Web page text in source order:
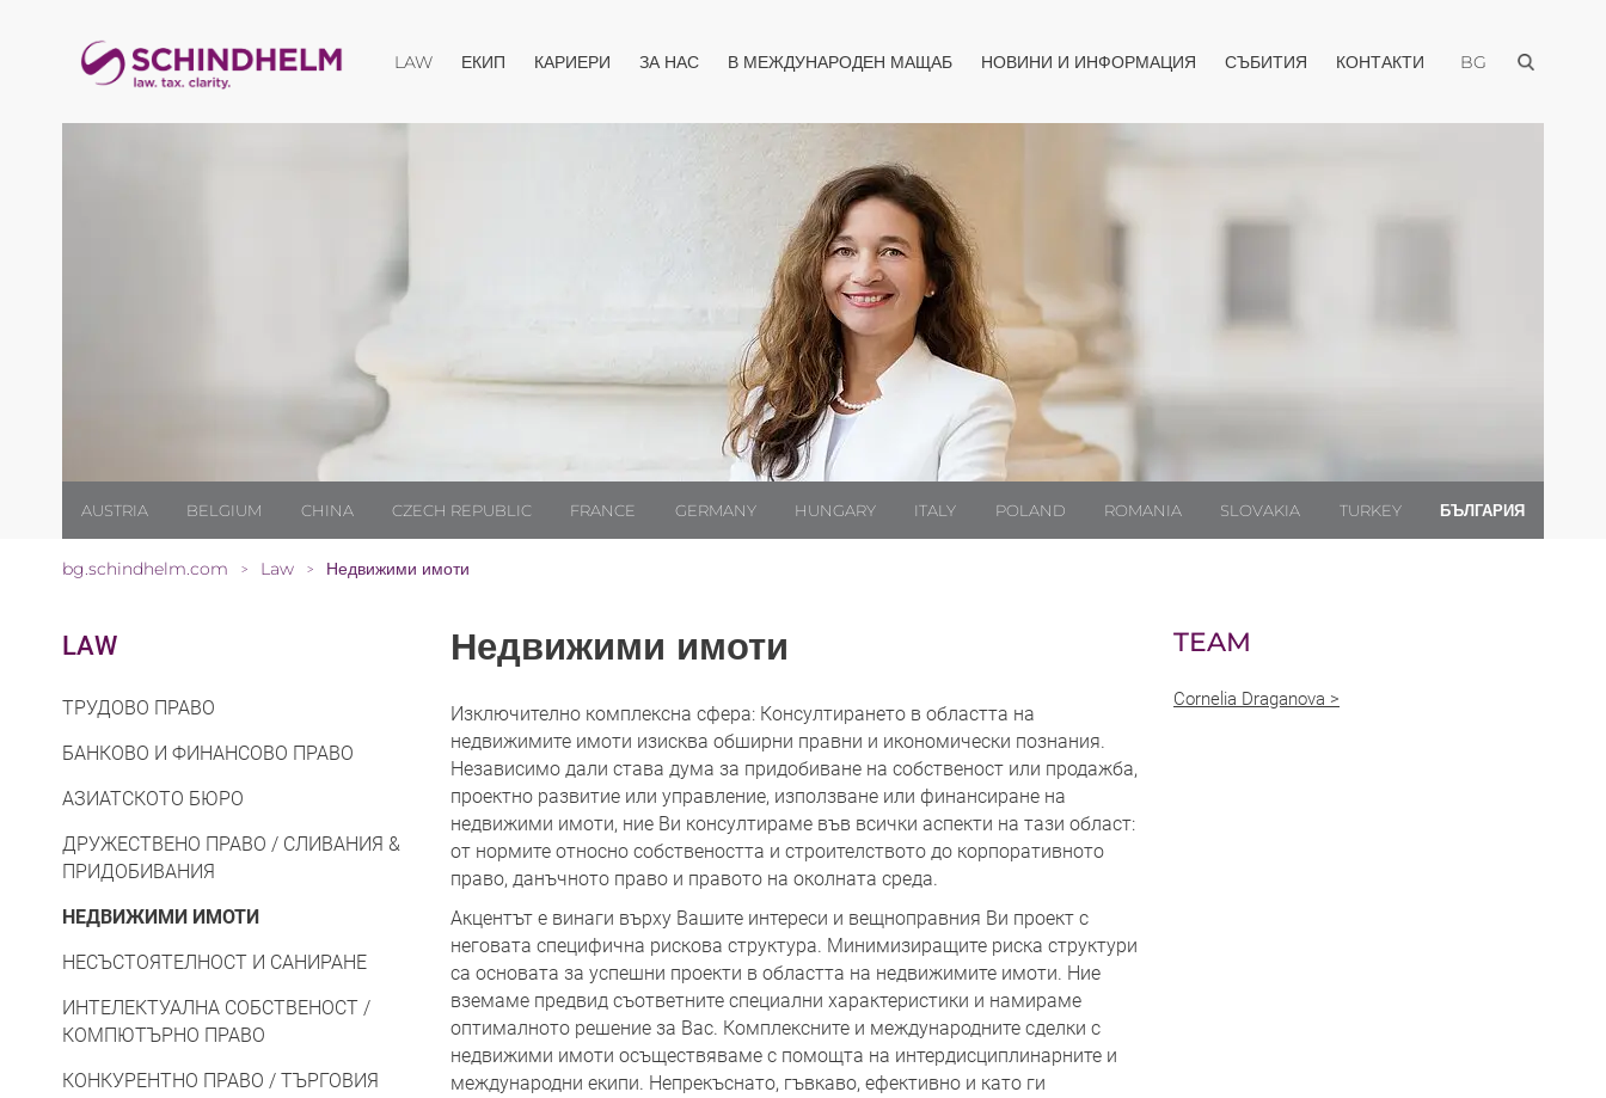
LAWОтвори менюто
ЕКИП КАРИЕРИ ЗА НАСОтвори менюто
В МЕЖДУНАРОДЕН МАЩАБОтвори менюто
НОВИНИ И ИНФОРМАЦИЯ Отвори менюто
СЪБИТИЯ Отвори менюто
КОНТАКТИ Отвори менюто
BG Отвори
AUSTRIA BELGIUM CHINA CZECH REPUBLIC FRANCE GERMANY HUNGARY ITALY POLAND ROMANIA SLOVAKIA TURKEY БЪЛГАРИЯ
bg.schindhelm.com > Law > Недвижими имоти
LAW
ТРУДОВО ПРАВО
БАНКОВО И ФИНАНСОВО ПРАВО
AЗИАТСКОТО БЮРО
ДРУЖЕСТВЕНО ПРАВО / СЛИВАНИЯ &
ПРИДОБИВАНИЯ
НЕДВИЖИМИ ИМОТИ
НЕСЪСТОЯТЕЛНОСТ И САНИРАНЕ
ИНТЕЛЕКТУАЛНА СОБСТВЕНОСТ /
КОМПЮТЪРНО ПРАВО
КОНКУРЕНТНО ПРАВО / ТЪРГОВИЯ
Недвижими имоти
Изключително комплексна сфера: Консултирането в областта на
недвижимите имоти изисква обширни правни и икономически познания.
Независимо дали става дума за придобиване на собственост или продажба,
проектно развитие или управление, използване или финансиране на
недвижими имоти, ние Ви консултираме във всички аспекти на тази област:
от нормите относно собствеността и строителството до корпоративното
право, данъчното право и правото на околната среда.
Акцентът е винаги върху Вашите интереси и вещноправния Ви проект с
неговата специфична рискова структура. Минимизиращите риска структури
са основата за успешни проекти в областта на недвижимите имоти. Ние
вземаме предвид съответните специални характеристики и намираме
оптималното решение за Вас. Комплексните и международните сделки с
недвижими имоти осъществяваме с помощта на интердисциплинарните и
международни екипи. Непрекъснато, гъвкаво, ефективно и като ги
TEAM
Cornelia Draganova >